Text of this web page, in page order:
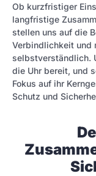
Ob kurzfristiger
langfristige
stellen uns auf die
Verbindlichkeit und
selbstverständlich.
die Uhr bereit, und
Fokus auf ihr
Schutz und